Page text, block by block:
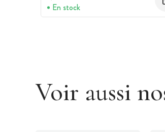
En stock
Voir aussi